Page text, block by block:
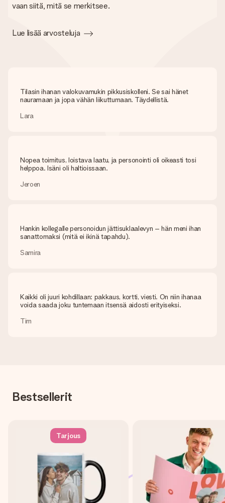
vaan siitä, mitä se merkitsee.
Lue lisää arvosteluja
Tilasin ihanan valokuvamukin pikkusiskolleni. Se sai hänet
nauramaan ja jopa vähän liikuttumaan. Täydellistä.
Lara
Nopea toimitus, loistava laatu, ja personointi oli oikeasti tosi
helppoa. Isäni oli haltioissaan.
Jeroen
Hankin kollegalle personoidun jättisuklaalevyn – hän meni ihan
sanattomaksi (mitä ei ikinä tapahdu).
Samira
Kaikki oli juuri kohdillaan: pakkaus, kortti, viesti. On niin ihanaa
voida saada joku tuntemaan itsensä aidosti erityiseksi.
Tim
Bestsellerit
Tarjous